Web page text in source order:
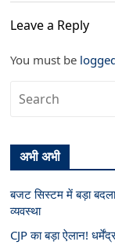
Leave a Reply
You must be
अभी अभी
बजट सिस्टम में बड़ा
व्यवस्था
CJP का बड़ा ऐलान!